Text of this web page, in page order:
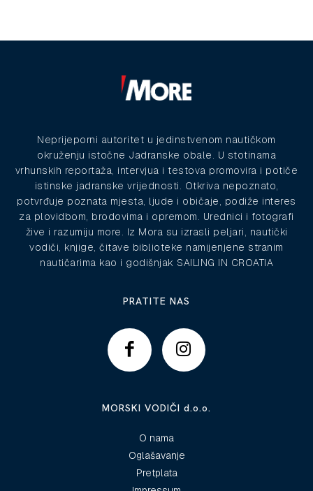
Neprijeporni autoritet u jedinstvenom nautičkom
okruženju istočne Jadranske obale. U stotinama
vrhunskih reportaža, intervjua i testova promovira i potiče
istinske jadranske vrijednosti. Otkriva nepoznato,
potvrđuje poznata mjesta, ljude i običaje, podiže interes
za plovidbom, brodovima i opremom. Urednici i fotografi
žive i razumiju more. Iz Mora su izrasli peljari, nautički
vodiči, knjige, čitave biblioteke namijenjene stranim
nautičarima kao i godišnjak SAILING IN CROATIA
PRATITE NAS
MORSKI VODIČI d.o.o.
O nama
Oglašavanje
Pretplata